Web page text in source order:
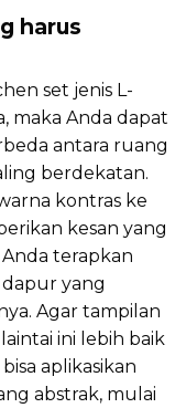
harus
set jenis L-
maka Anda dapat
antara ruang
berdekatan.
kontras ke
kesan yang
terapkan
yang
Agar tampilan
ini lebih baik
aplikasikan
abstrak, mulai